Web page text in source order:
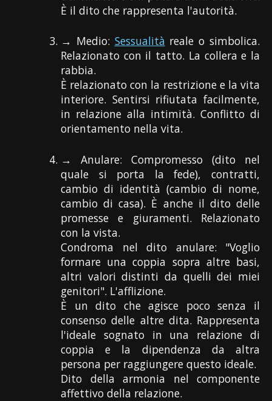
È il dito che rappresenta l'autorità.
→ Medio: Sessualità reale o simbolica.
Relazionato con il tatto. La collera e la
rabbia.
È relazionato con la restrizione e la vita
interiore. Sentirsi rifiutata facilmente,
in relazione alla intimità. Conflitto di
orientamento nella vita.
→ Anulare: Compromesso (dito nel
quale si porta la fede), contratti,
cambio di identità (cambio di nome,
cambio di casa). È anche il dito delle
promesse e giuramenti. Relazionato
con la vista.
Condroma nel dito anulare: "Voglio
formare una coppia sopra altre basi,
altri valori distinti da quelli dei miei
genitori". L'afflizione.
È un dito che agisce poco senza il
consenso delle altre dita. Rappresenta
l'ideale sognato in una relazione di
coppia e la dipendenza da altra
persona per raggiungere questo ideale.
Dito della armonia nel componente
affettivo della relazione.